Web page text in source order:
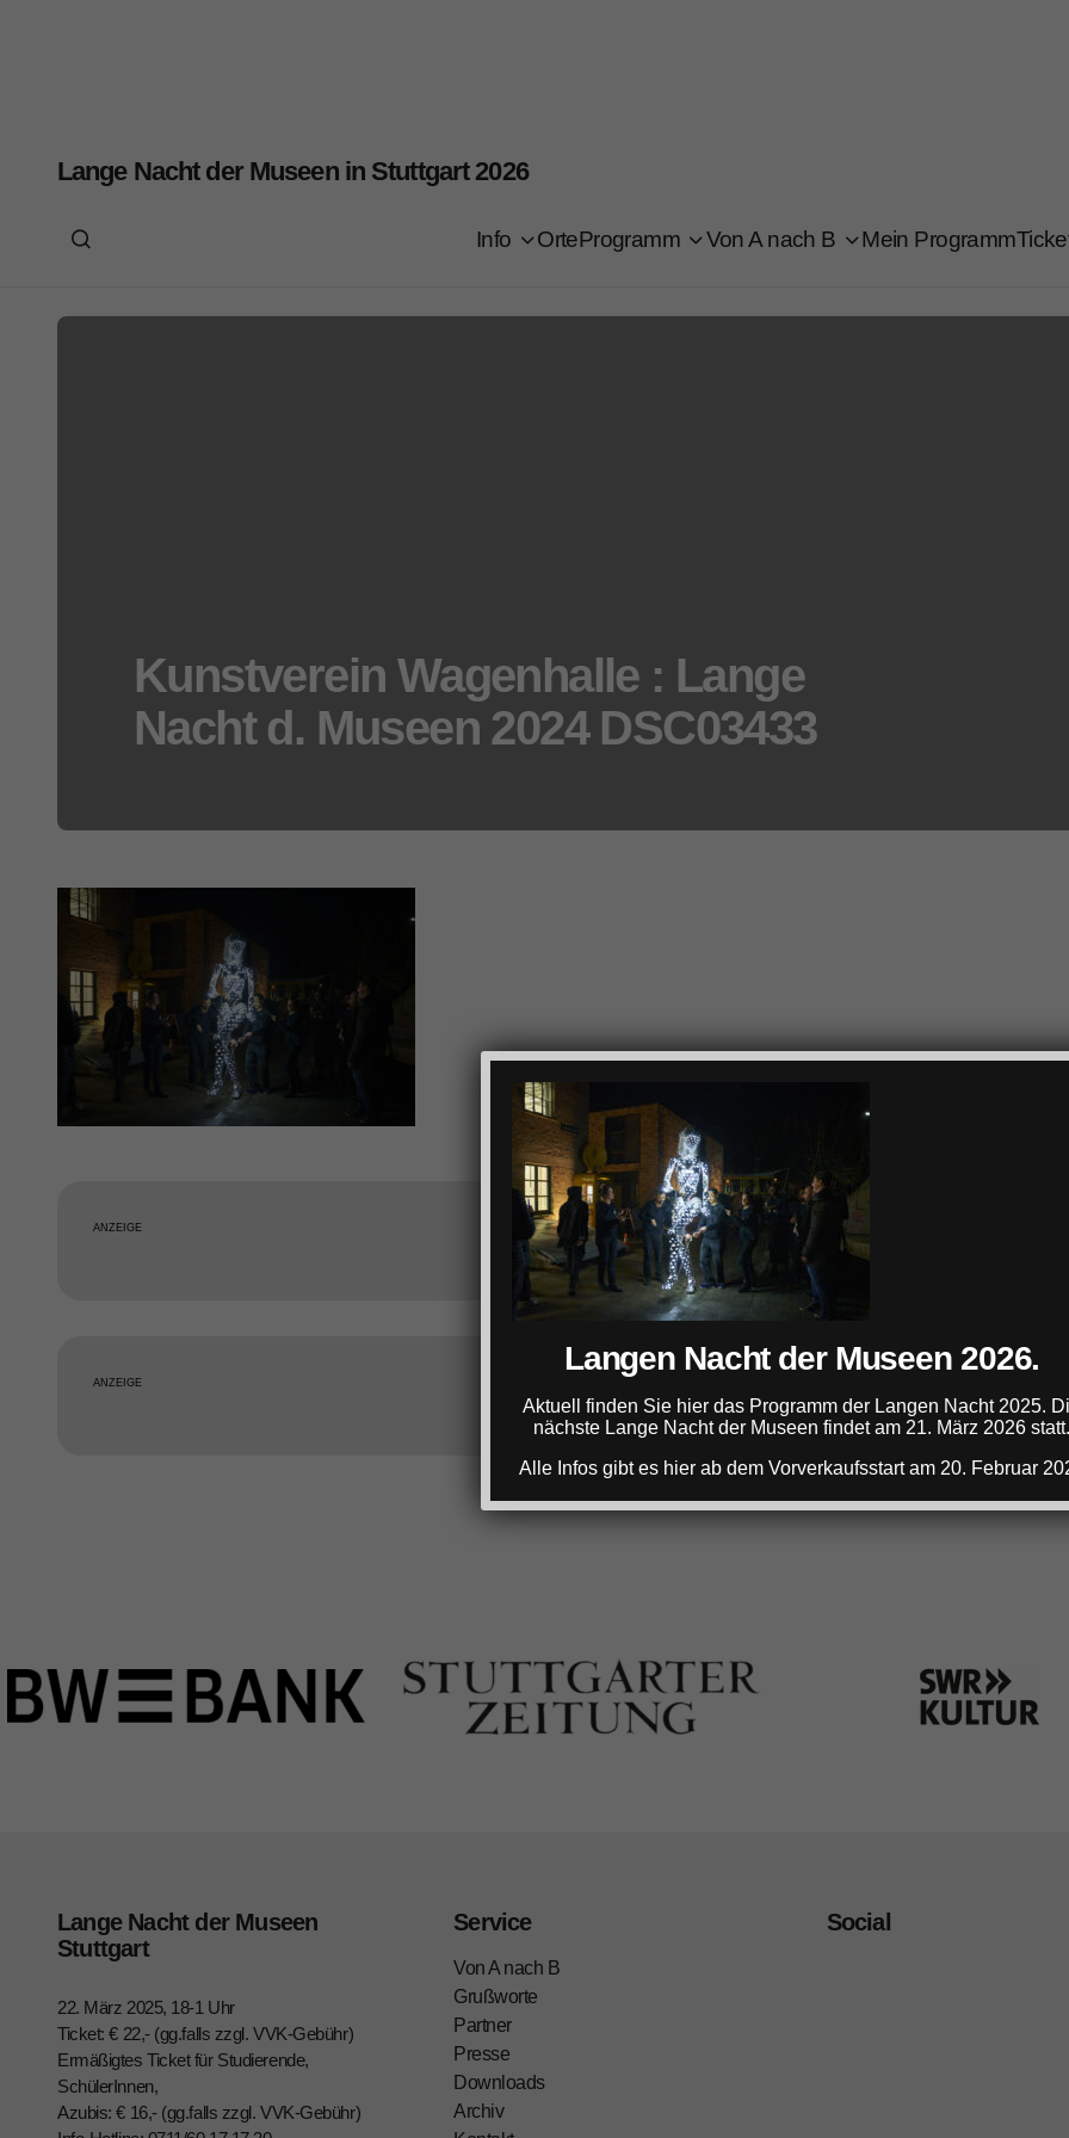
Lange Nacht der Museen in Stuttgart 2026
Info OrteProgramm Von A nach B Mein Programm
Kunstverein Wagenhalle : Lange
Nacht d. Museen 2024 DSC03433
ANZEIGE ANZEIGE
ANZEIGE
Lange Nacht der Museen
Stuttgart
22. März 2025, 18-1 Uhr
Ticket: € 22,- (gg.falls zzgl. VVK-Gebühr)
Ermäßigtes Ticket für Studierende,
SchülerInnen,
Azubis: € 16,- (gg.falls zzgl. VVK-Gebühr)
Service
Von A nach B
Grußworte
Partner
Presse
Downloads
Archiv
Social
Langen Nacht der Museen 2026.
Aktuell finden Sie hier das Programm der Langen Nacht 2025.
nächste Lange Nacht der Museen findet am 21. März 2026
Alle Infos gibt es hier ab dem Vorverkaufsstart am 20. Februar